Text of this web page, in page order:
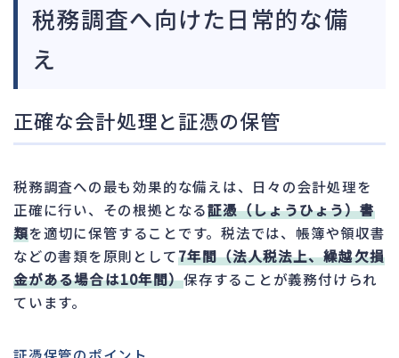
税務調査へ向けた日常的な備
え
正確な会計処理と証憑の保管
税務調査への最も効果的な備えは、日々の会計処理を
正確に行い、その根拠となる証憑（しょうひょう）書
類を適切に保管することです。税法では、帳簿や領収書
などの書類を原則として7年間（法人税法上、繰越欠損
金がある場合は10年間）保存することが義務付けられ
ています。